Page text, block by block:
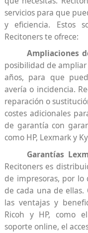
servicios para que
y eficiencia. Estos
Recitoners te ofrece:
Ampliaciones
posibilidad de
años, para que
avería o incidencia.
reparación o
costes adicionales
de garantía con
como HP, Lexmark y
Garantías
Recitoners es
de impresoras, por lo
de cada una de ellas.
las ventajas y
Ricoh y HP, como
soporte online, el